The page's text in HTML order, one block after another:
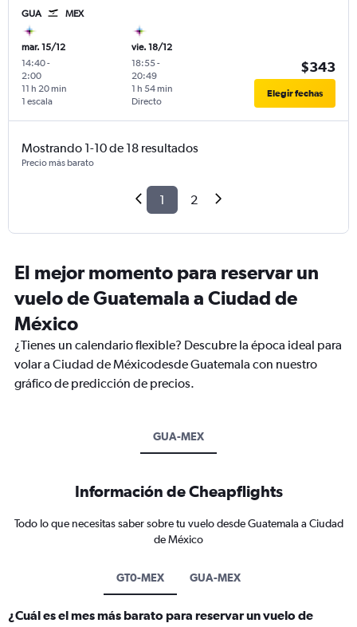
GUA MEX
mar. 15/12
14:40-
2:00
1 escala
11 h 20 min
vie. 18/12
18:55-
20:49
Directo
1 h 54 min
$343
Elegir fechas
Mostrando 1-10 de 18 resultados
Precio más barato
1 2
El mejor momento para reservar un
vuelo de Guatemala a Ciudad de
México
¿Tienes un calendario flexible? Descubre la época ideal para
volar a Ciudad de Méxicodesde Guatemala con nuestro
gráfico de predicción de precios.
GUA-MEX
Información de Cheapflights
Todo lo que necesitas saber sobre tu vuelo desde Guatemala a Ciudad
de México
GT0-MEX GUA-MEX
¿Cuál es el mes más barato para reservar un vuelo de